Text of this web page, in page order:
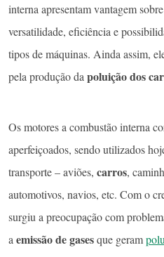
interna apresentam vantagem
versatilidade, eficiência e
tipos de máquinas. Ainda assim,
pela produção da poluição dos
Os motores a combustão interna
aperfeiçoados, sendo utilizados
transporte – aviões, carros,
automotivos, navios, etc. Com o
surgiu a preocupação com
a emissão de gasesque geram